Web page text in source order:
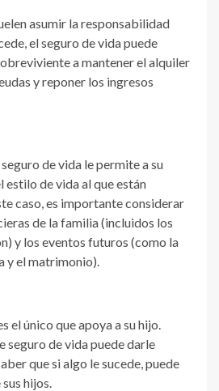
asumir la responsabilidad
el seguro de vida puede
a mantener el alquiler
y reponer los ingresos
de vida le permite a su
estilo de vida al que están
caso, es importante considerar
de la familia (incluidos los
y los eventos futuros (como la
y el matrimonio).
el único que apoya a su hijo.
seguro de vida puede darle
que si algo le sucede, puede
hijos.